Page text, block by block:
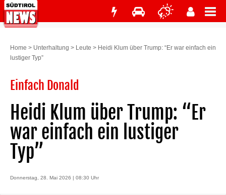
Home > Unterhaltung > Leute > Heidi Klum über Trump: “Er war einfach ein
lustiger Typ”
Einfach Donald
Heidi Klum über Trump: “Er
war einfach ein lustiger
Typ”
Donnerstag, 28. Mai 2026 | 08:30 Uhr